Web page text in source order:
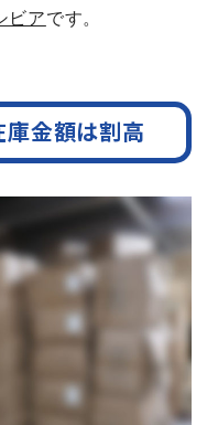
ビアです。
庫金額は割高